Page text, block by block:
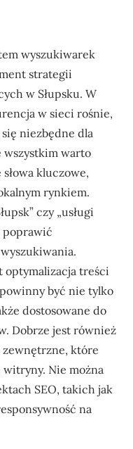
wyszukiwarek
strategii
w Słupsku. W
w sieci rośnie,
niezbędne dla
wszystkim warto
kluczowe,
rynkiem.
czy „usługi
poprawić
optymalizacja treści
być nie tylko
dostosowane do
Dobrze jest również
które
Nie można
SEO, takich jak
na